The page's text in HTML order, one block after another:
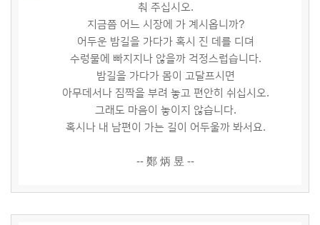
춰 주십시오.
지금쯤 어느 시장에 가 계시옵니까?
어두운 밤길을 가다가 혹시 진 데를 디뎌
수렁물에 빠지지나 않을까 걱정스럽습니다.
밤길을 가다가 몸이 고달프시면
아무데서나 짐짝을 부려 놓고 편안히 쉬십시오.
그래도 마음이 놓이지 않습니다.
혹시나 내 남편이 가는 길이 어두울까 봐서요.
-- 鄭 炳 昱 --